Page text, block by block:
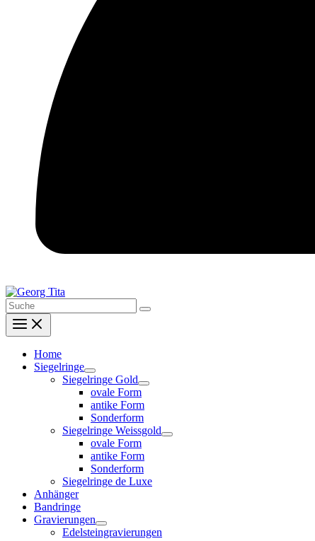
Search
for:
Home
Siegelringe
Siegelringe Gold
ovale Form
antike Form
Sonderform
Siegelringe Weissgold
ovale Form
antike Form
Sonderform
Siegelringe de Luxe
Anhänger
Bandringe
Gravierungen
Edelsteingravierungen